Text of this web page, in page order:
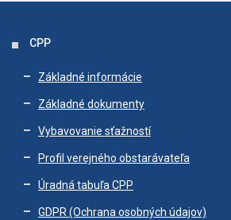
CPP
Základné informácie
Základné dokumenty
Vybavovanie sťažností
Profil verejného obstarávateľa
Úradná tabuľa CPP
GDPR (Ochrana osobných údajov)